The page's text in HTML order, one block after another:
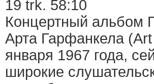
19 trk. 58:10
Концертный альбом
Арта Гарфанкела
января 1967 года,
широкие